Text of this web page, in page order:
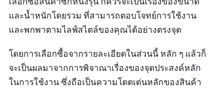
และน้ำหนักโดยรวม ที่สามารถตอบโจทย์การใช้งาน
และพกพาตามไลฟ์สไตล์ของคุณได้อย่างตรงจุด
โดยการเลือกซื้อจากรายละเอียดในส่วนนี้ หลัก ๆ แล้วก็
จะเป็นผลมาจากการพิจาณาเรื่องของจุดประสงค์หลัก
ในการใช้งาน ซึ่งถือเป็นความโดดเด่นหลักของสินค้า